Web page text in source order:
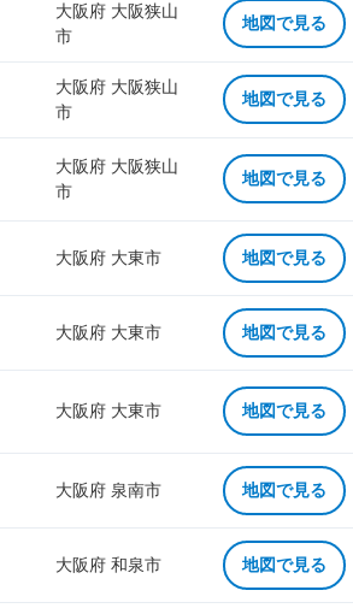
大阪府 大阪狭山
市
地図で見る
大阪府 大阪狭山
市
地図で見る
大阪府 大阪狭山
市
地図で見る
大阪府 大東市 地図で見る
大阪府 大東市 地図で見る
大阪府 大東市 地図で見る
大阪府 泉南市 地図で見る
大阪府 和泉市 地図で見る